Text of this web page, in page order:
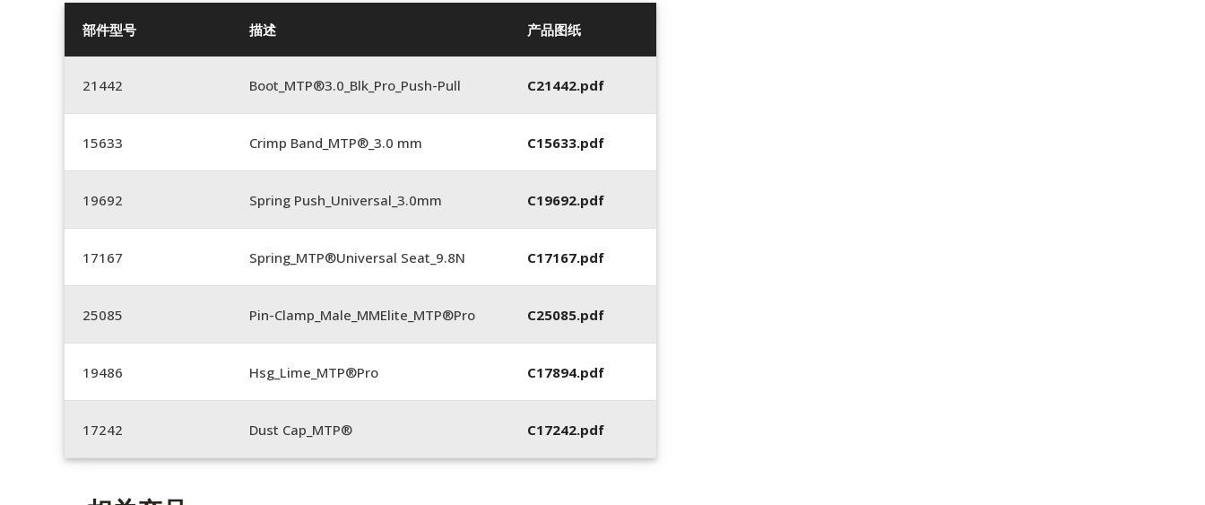
部件型号 描述 产品图纸
21442 Boot_MTP®3.0_Blk_Pro_Push-Pull C21442.pdf
15633 Crimp Band_MTP®_3.0 mm C15633.pdf
19692 Spring Push_Universal_3.0mm C19692.pdf
17167 Spring_MTP®Universal Seat_9.8N C17167.pdf
25085 Pin-Clamp_Male_MMElite_MTP®Pro C25085.pdf
19486 Hsg_Lime_MTP®Pro C17894.pdf
17242 Dust Cap_MTP® C17242.pdf